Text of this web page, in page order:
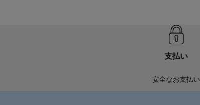
支払い
安全なお支払い